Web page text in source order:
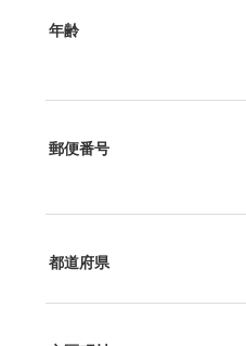
年齢
郵便番号
都道府県